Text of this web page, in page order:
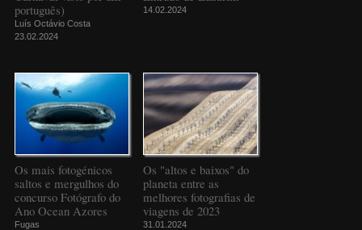
português)
Luís Octávio Costa
23.02.2024
14.02.2024
Os mais fotogénicos
saltos e mergulhos do
concurso Fotógrafo do
Ano Ocean Azores
Fugas
Os "altos e baixos" do
planeta entre as
melhores fotografias de
viagens de 2023
31.01.2024